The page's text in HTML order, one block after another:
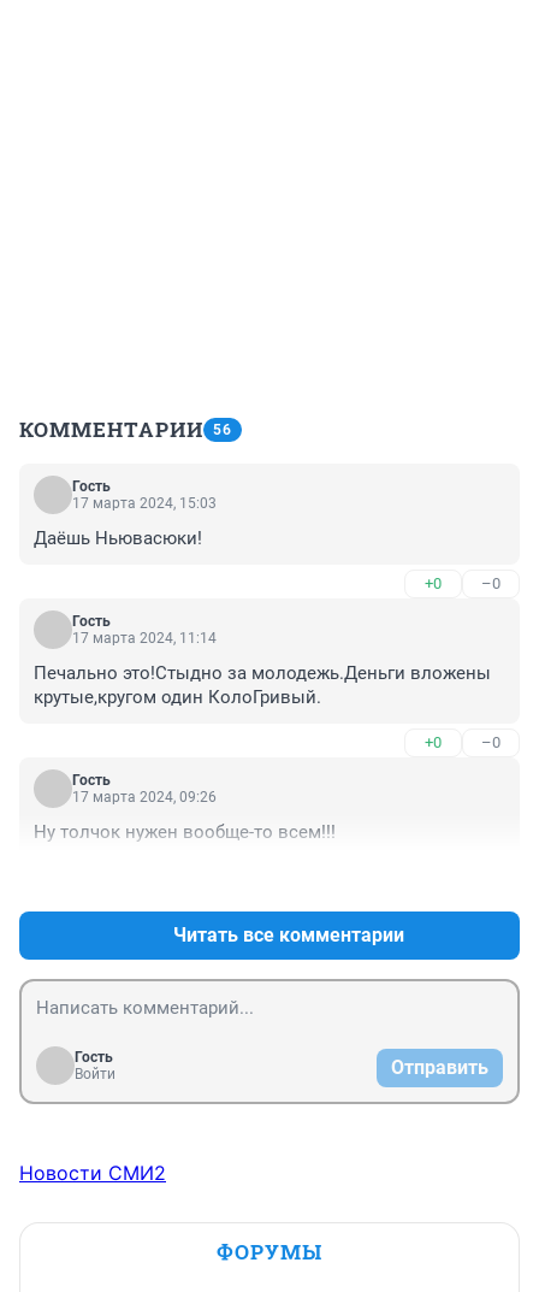
КОММЕНТАРИИ 56
Гость
17 марта 2024, 15:03
Даёшь Ньювасюки!
+0 –0
Гость
17 марта 2024, 11:14
Печально это!Стыдно за молодежь.Деньги вложены
крутые,кругом один КолоГривый.
+0 –0
Гость
17 марта 2024, 09:26
Ну толчок нужен вообще-то всем!!!
Читать все комментарии
Гость
Войти
Отправить
Новости СМИ2
ФОРУМЫ